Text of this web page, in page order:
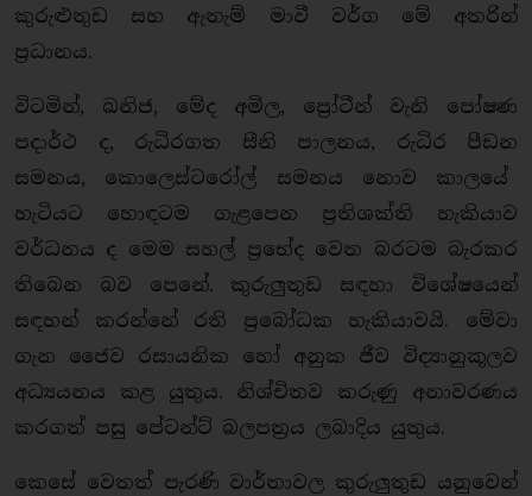
කුරුළුතුඩ සහ ඇතැම් මාවී වර්ග මේ අතරින්
ප්‍රධානය.
විටමින්, ඛනිජ, මේද අමිල, ප්‍රෝටීන් වැනි පෝෂණ
පදාර්ථ ද, රුධිරගත සීනි පාලනය, රුධිර පීඩන
සමනය, කොලෙස්ටරෝල් සමනය නොව කාලයේ
හැටියට හොඳටම ගැළපෙන ප්‍රතිශක්ති හැකියාව
වර්ධනය ද මෙම සහල් ප්‍රභේද වෙත බරටම බැරකර
තිබෙන බව පෙනේ. කුරුලුතුඩ සඳහා විශේෂයෙන්
සඳහන් කරන්නේ රති ප්‍රබෝධක හැකියාවයි. මේවා
ගැන ජෛව රසායනික හෝ අනුක ජීව විද්‍යානුකූලව
අධ්‍යයනය කළ යුතුය. නිශ්චිතව කරුණු අනාවරණය
කරගත් පසු පේටන්ට් බලපත්‍රය ලබාදිය යුතුය.
කෙසේ වෙතත් පැරණි වාර්තාවල කුරුලුතුඩ යනුවෙන්